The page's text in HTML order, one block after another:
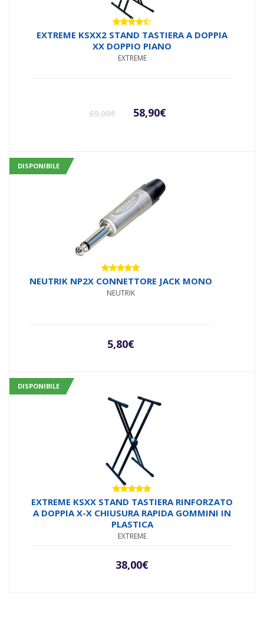
Valutato
4.33su
5
EXTREME KSXX2 STAND TASTIERA A DOPPIA
XX DOPPIO PIANO
EXTREME
69,00€
Il
originale
era:
58,90€
DISPONIBILE
Valutato
5.00su 5
NEUTRIK NP2X CONNETTORE JACK MONO
NEUTRIK
5,80€
DISPONIBILE
Valutato
5.00su 5
EXTREME KSXX STAND TASTIERA RINFORZATO
A DOPPIA X-X CHIUSURA RAPIDA GOMMINI IN
PLASTICA
EXTREME
38,00€